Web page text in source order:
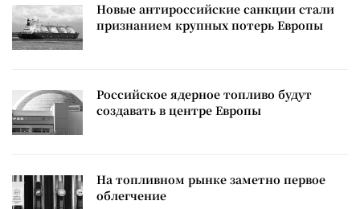
Новые антироссийские санкции стали
признанием крупных потерь Европы
Российское ядерное топливо будут
создавать в центре Европы
На топливном рынке заметно первое
облегчение